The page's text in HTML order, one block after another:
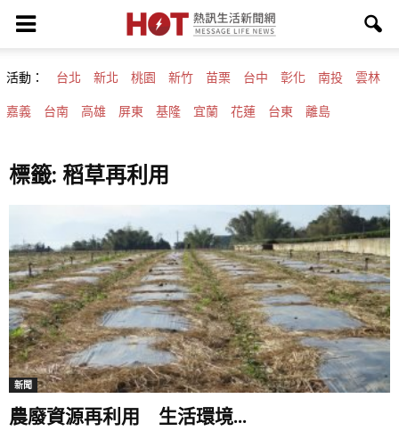
活動： 台北 新北 桃園 新竹 苗栗 台中 彰化 南投 雲林
嘉義 台南 高雄 屏東 基隆 宜蘭 花蓮 台東 離島
標籤: 稻草再利用
新聞
農廢資源再利用 生活環境...